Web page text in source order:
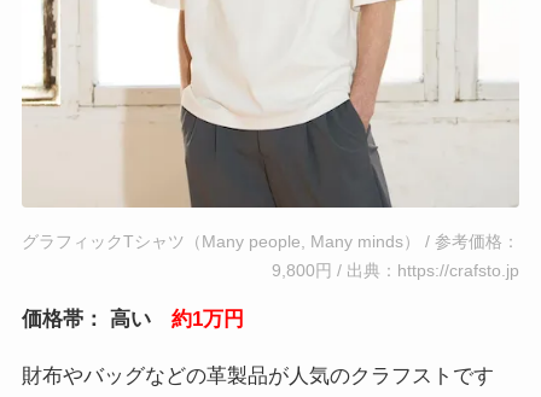
グラフィックTシャツ（Many people, Many minds） / 参考価格：
9,800円 / 出典：https://crafsto.jp
価格帯： 高い 約1万円
財布やバッグなどの革製品が人気のクラフストです